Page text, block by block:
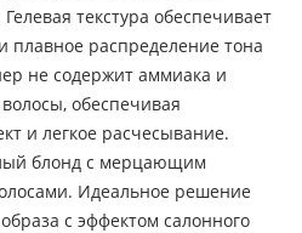
текстура обеспечивает
плавное распределение тона
не содержит аммиака и
обеспечивая
и легкое расчесывание.
блонд с мерцающим
Идеальное решение
с эффектом салонного